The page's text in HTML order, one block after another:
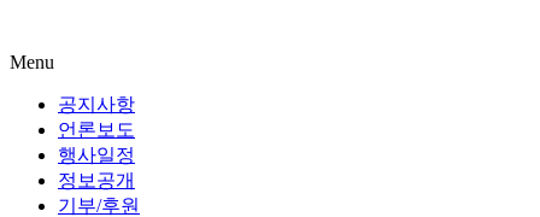
Menu
공지사항
언론보도
행사일정
정보공개
기부/후원